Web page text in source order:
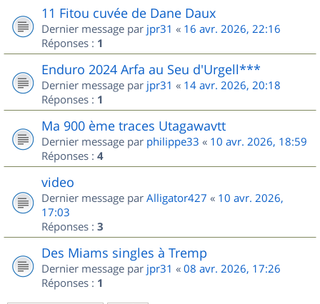
11 Fitou cuvée de Dane Daux
Dernier message par jpr31 « 16 avr. 2026, 22:16
Réponses : 1
Enduro 2024 Arfa au Seu d'Urgell***
Dernier message par jpr31 « 14 avr. 2026, 20:18
Réponses : 1
Ma 900 ème traces Utagawavtt
Dernier message par philippe33 « 10 avr. 2026, 18:59
Réponses : 4
video
Dernier message par Alligator427 « 10 avr. 2026,
17:03
Réponses : 3
Des Miams singles à Tremp
Dernier message par jpr31 « 08 avr. 2026, 17:26
Réponses : 1